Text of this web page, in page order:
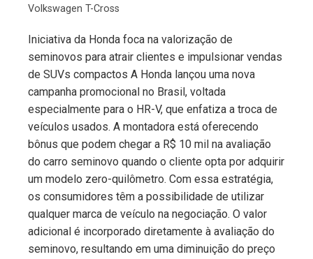
Volkswagen T-Cross
Iniciativa da Honda foca na valorização de
seminovos para atrair clientes e impulsionar vendas
de SUVs compactos A Honda lançou uma nova
campanha promocional no Brasil, voltada
especialmente para o HR-V, que enfatiza a troca de
veículos usados. A montadora está oferecendo
bônus que podem chegar a R$ 10 mil na avaliação
do carro seminovo quando o cliente opta por adquirir
um modelo zero-quilômetro. Com essa estratégia,
os consumidores têm a possibilidade de utilizar
qualquer marca de veículo na negociação. O valor
adicional é incorporado diretamente à avaliação do
seminovo, resultando em uma diminuição do preço